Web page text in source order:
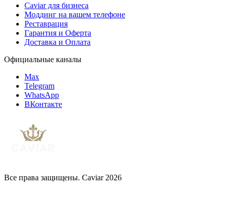
Caviar для бизнеса
Моддинг на вашем телефоне
Реставрация
Гарантия и Оферта
Доставка и Оплата
Официальные каналы
Max
Telegram
WhatsApp
ВКонтакте
Все права защищены. Caviar 2026